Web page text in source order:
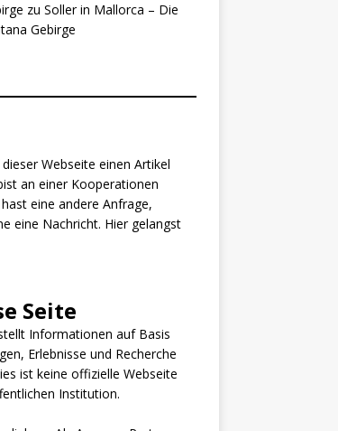
zu Soller in Mallorca – Die
Gebirge
Webseite einen Artikel
an einer Kooperationen
eine andere Anfrage,
eine Nachricht. Hier gelangst
Seite
Informationen auf Basis
Erlebnisse und Recherche
ist keine offizielle Webseite
Institution.